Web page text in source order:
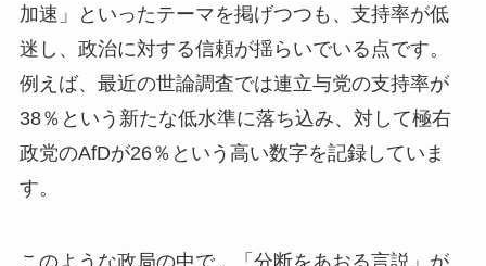
加速」といったテーマを掲げつつも、支持率が低
迷し、政治に対する信頼が揺らいでいる点です。
例えば、最近の世論調査では連立与党の支持率が
38％という新たな低水準に落ち込み、対して極右
政党のAfDが26％という高い数字を記録していま
す。
このような政局の中で、「分断をあおる言説」が